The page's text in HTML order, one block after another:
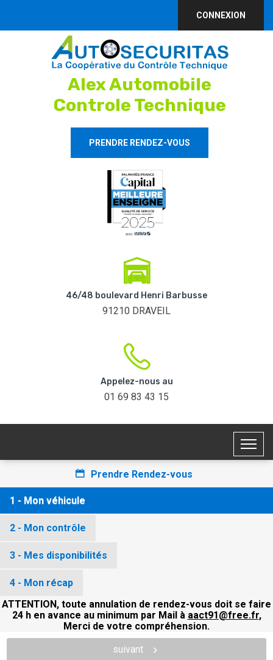
CONNEXION
Alex Automobile
Controle Technique
PRENDRE RENDEZ-VOUS
46/48 boulevard Henri Barbusse
91210 DRAVEIL
Appelez-nous au
01 69 83 43 15
Prendre Rendez-vous
1 - Mon véhicule
2 - Mon contrôle
3 - Mes disponibilités
4 - Mon récap
ATTENTION, toute annulation de rendez-vous doit se faire
24 h en avance au minimum par Mail à aact91@free.fr,
Merci de votre compréhension.
suivant